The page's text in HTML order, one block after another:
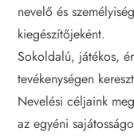
nevelő és
kiegészítőjeként.
Sokoldalú, játékos,
tevékenységen
Nevelési céljaink
az egyéni